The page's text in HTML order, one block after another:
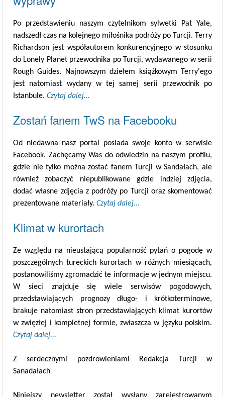
Po przedstawieniu naszym czytelnikom sylwetki Pat Yale,
nadszedł czas na kolejnego miłośnika podróży po Turcji. Terry
Richardson jest współautorem konkurencyjnego w stosunku
do Lonely Planet przewodnika po Turcji, wydawanego w serii
Rough Guides. Najnowszym dziełem książkowym Terry'ego
jest natomiast wydany w tej samej serii przewodnik po
Istanbule. Czytaj dalej...
Zostań fanem TwS na Facebooku
Od niedawna nasz portal posiada swoje konto w serwisie
Facebook. Zachęcamy Was do odwiedzin na naszym profilu,
gdzie nie tylko można zostać fanem Turcji w Sandałach, ale
również zobaczyć niepublikowane gdzie indziej zdjęcia,
dodać własne zdjęcia z podróży po Turcji oraz skomentować
prezentowane materiały. Czytaj dalej...
Klimat w kurortach
Ze względu na nieustającą popularność pytań o pogodę w
poszczególnych tureckich kurortach w różnych miesiącach,
postanowiliśmy zgromadzić te informacje w jednym miejscu.
W sieci znajduje się wiele serwisów pogodowych,
przedstawiających prognozy długo- i krótkoterminowe,
brakuje natomiast stron przedstawiających klimat kurortów
w zwięzłej i kompletnej formie, zwłaszcza w języku polskim.
Czytaj dalej...
Z serdecznymi pozdrowieniami Redakcja Turcji w
Sanadałach